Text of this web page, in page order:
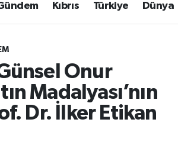
Kıbrıs Türkiye Dünya
Onur
Madalyası’nın
Dr. İlker Etikan